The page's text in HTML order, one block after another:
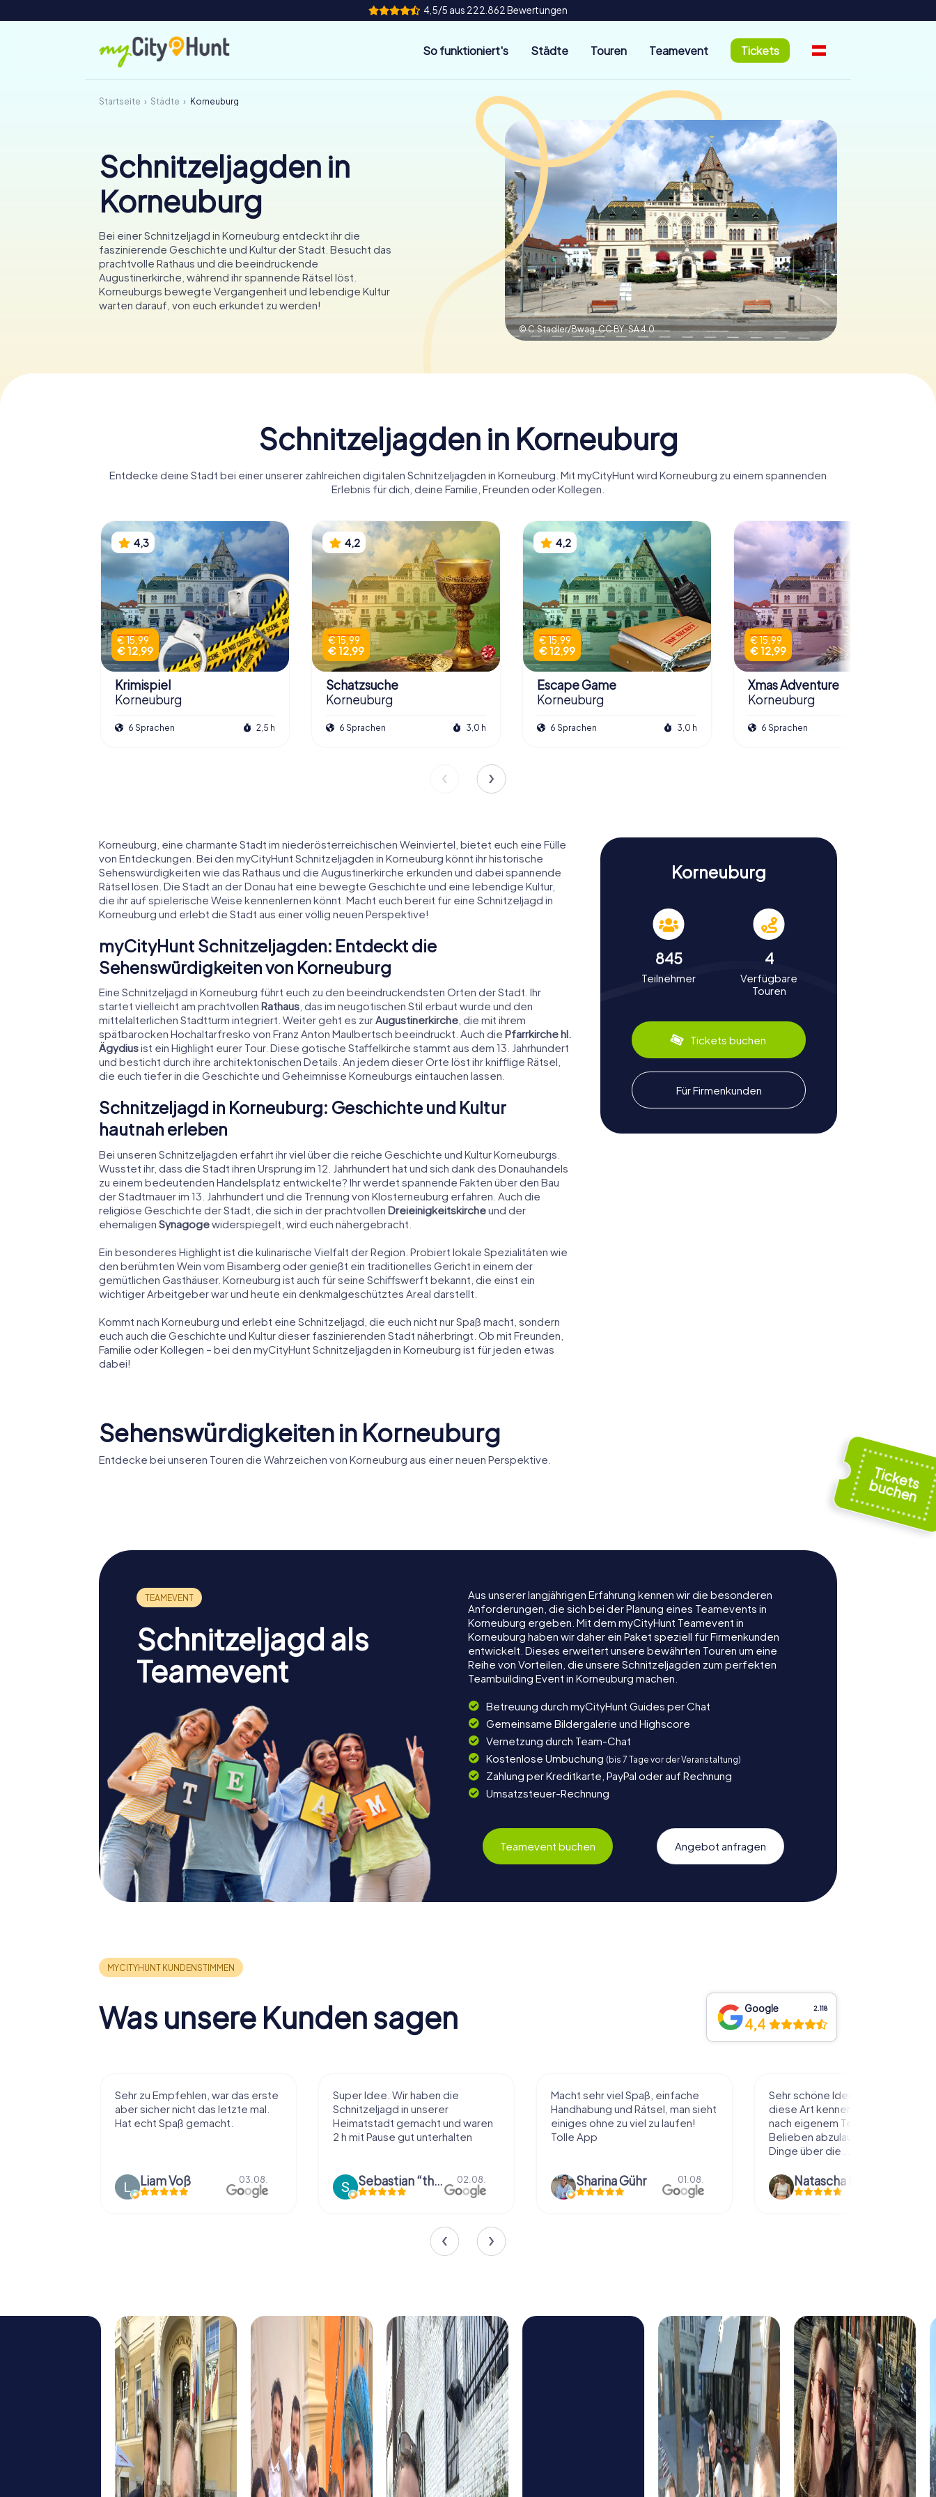
4,5/5 aus 222.862 Bewertungen
So funktioniert's Städte Touren Teamevent Tickets
Startseite Städte Korneuburg
Schnitzeljagden in
Korneuburg
Bei einer Schnitzeljagd in Korneuburg entdeckt ihr die
faszinierende Geschichte und Kultur der Stadt. Besucht das
prachtvolle Rathaus und die beeindruckende
Augustinerkirche, während ihr spannende Rätsel löst.
Korneuburgs bewegte Vergangenheit und lebendige Kultur
warten darauf, von euch erkundet zu werden!
© C.Stadler/Bwag,CC BY-SA 4.0
Schnitzeljagden in Korneuburg
Entdecke deine Stadt bei einer unserer zahlreichen digitalen Schnitzeljagden in Korneuburg. Mit myCityHunt wird Korneuburg zu einem spannenden
Erlebnis für dich, deine Familie, Freunden oder Kollegen.
4,3
€ 15,99
€ 12,99
Krimispiel
Korneuburg
6 Sprachen 2,5 h
4,2
€ 15,99
€ 12,99
Schatzsuche
Korneuburg
6 Sprachen 3,0 h
4,2
€ 15,99
€ 12,99
Escape Game
Korneuburg
6 Sprachen 3,0 h
€ 15,99
€ 12,99
Xmas Adventure
Korneuburg
6 Sprachen
Korneuburg, eine charmante Stadt im niederösterreichischen Weinviertel, bietet euch eine Fülle
von Entdeckungen. Bei den myCityHunt Schnitzeljagden in Korneuburg könnt ihr historische
Sehenswürdigkeiten wie das Rathaus und die Augustinerkirche erkunden und dabei spannende
Rätsel lösen. Die Stadt an der Donau hat eine bewegte Geschichte und eine lebendige Kultur,
die ihr auf spielerische Weise kennenlernen könnt. Macht euch bereit für eine Schnitzeljagd in
Korneuburg und erlebt die Stadt aus einer völlig neuen Perspektive!
myCityHunt Schnitzeljagden: Entdeckt die
Sehenswürdigkeiten von Korneuburg
Eine Schnitzeljagd in Korneuburg führt euch zu den beeindruckendsten Orten der Stadt. Ihr
startet vielleicht am prachtvollen Rathaus , das im neugotischen Stil erbaut wurde und den
mittelalterlichen Stadtturm integriert. Weiter geht es zurAugustinerkirche , die mit ihrem
spätbarocken Hochaltarfresko von Franz Anton Maulbertsch beeindruckt. Auch die Pfarrkirche hl.
Ägydiusist ein Highlight eurer Tour. Diese gotische Staffelkirche stammt aus dem 13. Jahrhundert
und besticht durch ihre architektonischen Details. An jedem dieser Orte löst ihr knifflige Rätsel,
die euch tiefer in die Geschichte und Geheimnisse Korneuburgs eintauchen lassen.
Schnitzeljagd in Korneuburg: Geschichte und Kultur
hautnah erleben
Bei unseren Schnitzeljagden erfahrt ihr viel über die reiche Geschichte und Kultur Korneuburgs.
Wusstet ihr, dass die Stadt ihren Ursprung im 12. Jahrhundert hat und sich dank des Donauhandels
zu einem bedeutenden Handelsplatz entwickelte? Ihr werdet spannende Fakten über den Bau
der Stadtmauer im 13. Jahrhundert und die Trennung von Klosterneuburg erfahren. Auch die
religiöse Geschichte der Stadt, die sich in der prachtvollen Dreieinigkeitskircheund der
ehemaligen Synagogewiderspiegelt, wird euch nähergebracht.
Ein besonderes Highlight ist die kulinarische Vielfalt der Region. Probiert lokale Spezialitäten wie
den berühmten Wein vom Bisamberg oder genießt ein traditionelles Gericht in einem der
gemütlichen Gasthäuser. Korneuburg ist auch für seine Schiffswerft bekannt, die einst ein
wichtiger Arbeitgeber war und heute ein denkmalgeschütztes Areal darstellt.
Kommt nach Korneuburg und erlebt eine Schnitzeljagd, die euch nicht nur Spaß macht, sondern
euch auch die Geschichte und Kultur dieser faszinierenden Stadt näherbringt. Ob mit Freunden,
Familie oder Kollegen – bei den myCityHunt Schnitzeljagden in Korneuburg ist für jeden etwas
dabei!
Korneuburg
845
Teilnehmer
4
Verfügbare
Touren
Tickets buchen
Für Firmenkunden
Sehenswürdigkeiten in Korneuburg
Entdecke bei unseren Touren die Wahrzeichen von Korneuburg aus einer neuen Perspektive.
Schnitzeljagd als
Teamevent
Aus unserer langjährigen Erfahrung kennen wir die besonderen
Anforderungen, die sich bei der Planung eines Teamevents in
Korneuburg ergeben. Mit dem myCityHunt Teamevent in
Korneuburg haben wir daher ein Paket speziell für Firmenkunden
entwickelt. Dieses erweitert unsere bewährten Touren um eine
Reihe von Vorteilen, die unsere Schnitzeljagden zum perfekten
Teambuilding Event in Korneuburg machen.
Betreuung durch myCityHunt Guides per Chat
Gemeinsame Bildergalerie und Highscore
Vernetzung durch Team-Chat
Kostenlose Umbuchung (bis 7 Tage vor der Veranstaltung)
Zahlung per Kreditkarte, PayPal oder auf Rechnung
Umsatzsteuer-Rechnung
Teamevent buchen Angebot anfragen
Was unsere Kunden sagen Google 2.118
4,4
Sehr zu Empfehlen, war das erste
aber sicher nicht das letzte mal.
Hat echt Spaß gemacht.
Liam Voß 03.08.
Super Idee. Wir haben die
Schnitzeljagd in unserer
Heimatstadt gemacht und waren
2 h mit Pause gut unterhalten
Sebastian “the sleeping Boxer Dog” Röhner 02.08.
Macht sehr viel Spaß, einfache
Handhabung und Rätsel, man sieht
einiges ohne zu viel zu laufen!
Tolle App
Sharina Gühr 01.08.
Sehr schöne Idee die Stadt auf
diese Art kennenzulernen. Alles
nach eigenem Tempo und
Belieben abzulaufen und dabei
Dinge über die...